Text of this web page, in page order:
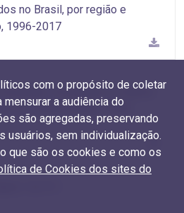
no Brasil, por região e
1996-2017
concedidos no Brasil,
do conhecimento, 1996-
com o propósito de coletar
a audiência do
são agregadas, preservando
usuários, sem individualização.
que são os cookies e como os
de Cookies dos sites do